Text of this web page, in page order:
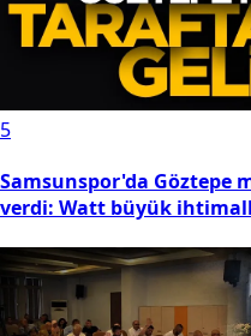
5
Samsunspor'da Göztepe
verdi: Watt büyük